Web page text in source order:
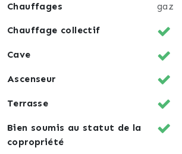
Chauffages gaz
Chauffage collectif
Cave
Ascenseur
Terrasse
Bien soumis au statut de la
copropriété